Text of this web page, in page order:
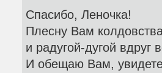
Спасибо, Леночка!
Плесну Вам
и радугой-дугой вдруг
И обещаю Вам,